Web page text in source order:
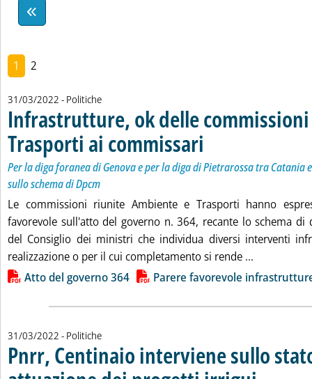
1 2
31/03/2022 - Politiche
Infrastrutture, ok delle
Trasporti ai commissari
Per la diga foranea di Genova e per la diga di Pietrarossa tra Catania
sullo schema di Dpcm
Le commissioni riunite Ambiente e Trasporti hanno
favorevole sull'atto del governo n. 364, recante lo schema di
del Consiglio dei ministri che individua diversi interventi
realizzazione o per il cui completamento si rende ...
Lista allegati PDF alla notizia
Atto del governo 364 Parere favorevole
31/03/2022 - Politiche
Pnrr, Centinaio interviene sullo